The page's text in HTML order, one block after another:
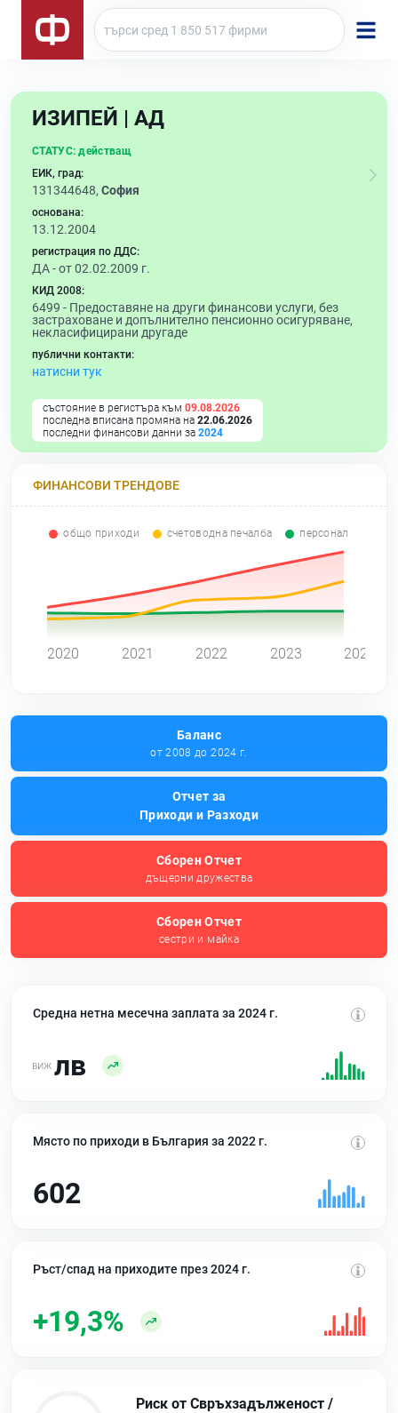
ИЗИПЕЙ | АД
СТАТУС: действащ
ЕИК, град:
131344648, София
основана:
13.12.2004
регистрация по ДДС:
ДА - от 02.02.2009 г.
КИД 2008:
6499 - Предоставяне на други финансови услуги, без
застраховане и допълнително пенсионно осигуряване,
некласифицирани другаде
публични контакти:
натисни тук
състояние в регистъра към 09.08.2026
последна вписана промяна на 22.06.2026
последни финансови данни за 2024
ФИНАНСОВИ ТРЕНДОВЕ
общо приходи счетоводна печалба персонал
2020 2021 2022 2023 2024
Баланс
от 2008 до 2024 г.
Отчет за
Приходи и Разходи
Сборен Отчет
дъщерни дружества
Сборен Отчет
сестри и майка
Средна нетна месечна заплата за 2024 г.
лв
Място по приходи в България за 2022 г.
602
Ръст/спад на приходите през 2024 г.
+19,3%
Риск от Свръхзадълженост /